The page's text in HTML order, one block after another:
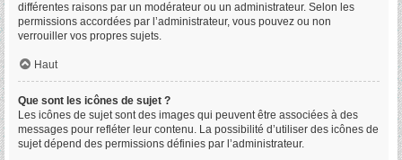
différentes raisons par un modérateur ou un administrateur. Selon les
permissions accordées par l’administrateur, vous pouvez ou non
verrouiller vos propres sujets.
Haut
Que sont les icônes de sujet ?
Les icônes de sujet sont des images qui peuvent être associées à des
messages pour refléter leur contenu. La possibilité d’utiliser des icônes de
sujet dépend des permissions définies par l’administrateur.